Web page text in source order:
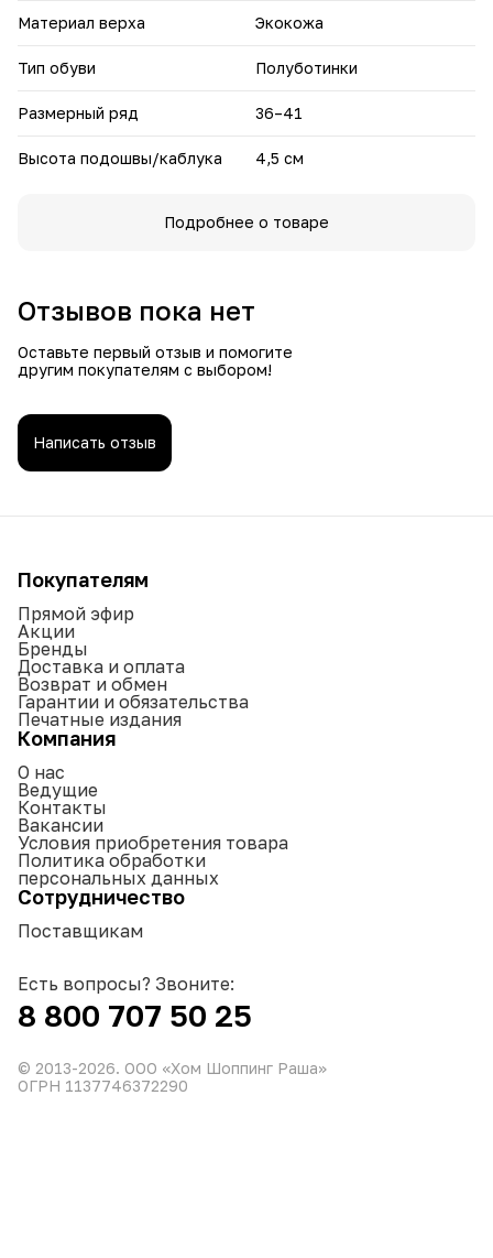
Материал верха Экокожа
Тип обуви Полуботинки
Размерный ряд 36–41
Высота подошвы/каблука 4,5 см
Подробнее о товаре
Отзывов пока нет
Оставьте первый отзыв и помогите
другим покупателям с выбором!
Написать отзыв
Покупателям
Прямой эфир
Акции
Бренды
Доставка и оплата
Возврат и обмен
Гарантии и обязательства
Печатные издания
Компания
О нас
Ведущие
Контакты
Вакансии
Условия приобретения товара
Политика обработки
персональных данных
Сотрудничество
Поставщикам
Есть вопросы? Звоните:
8 800 707 50 25
© 2013-2026. ООО «Хом Шоппинг Раша»
ОГРН 1137746372290